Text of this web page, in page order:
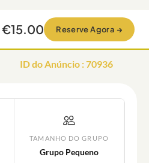
€15.00 Reserve Agora →
ID do Anúncio :70936
TAMANHO DO GRUPO
Grupo Pequeno